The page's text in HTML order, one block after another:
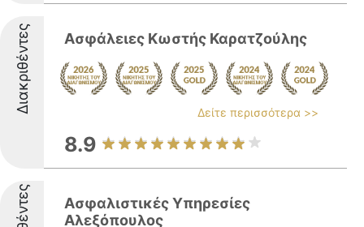
Διακριθέντες Ασφάλειες Κωστής Καρατζούλης
Δείτε περισσότερα >>
8.9
Ασφαλιστικές Υπηρεσίες
Αλεξόπουλος